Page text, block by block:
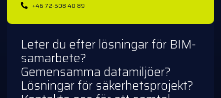
+46 72-508 40 89
Leter du efter lösningar för BIM-
samarbete?
Gemensamma datamiljöer?
Lösningar för säkerhetsprojekt?